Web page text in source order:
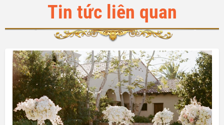
Tin tức liên quan
Email
GỬI LIÊN HỆ NGAY